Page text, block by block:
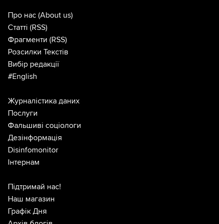
Про нас (About us)
Статті (RSS)
Фрагменти (RSS)
Розсилки Текстів
Вибір редакції
#English
Журналістика даних
Послуги
Фальшиві соціологи
Дезінформація
Disinfomonitor
Інтернам
Підтримай нас!
Наш магазин
Графік Дня